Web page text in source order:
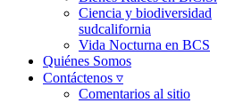
Ciencia y biodiversidad
sudcalifornia
Vida Nocturna en BCS
Quiénes Somos
Contáctenos ▿
Comentarios al sitio